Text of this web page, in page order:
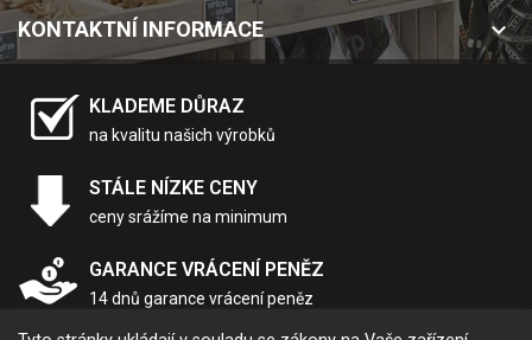
KONTAKTNÍ INFORMACE keyboard_arrow_down
KLADEME DŮRAZ
na kvalitu našich výrobků
STÁLE NÍZKE CENY
ceny srážíme na minimum
GARANCE VRÁCENÍ PENĚZ
14 dnů garance vrácení peněz